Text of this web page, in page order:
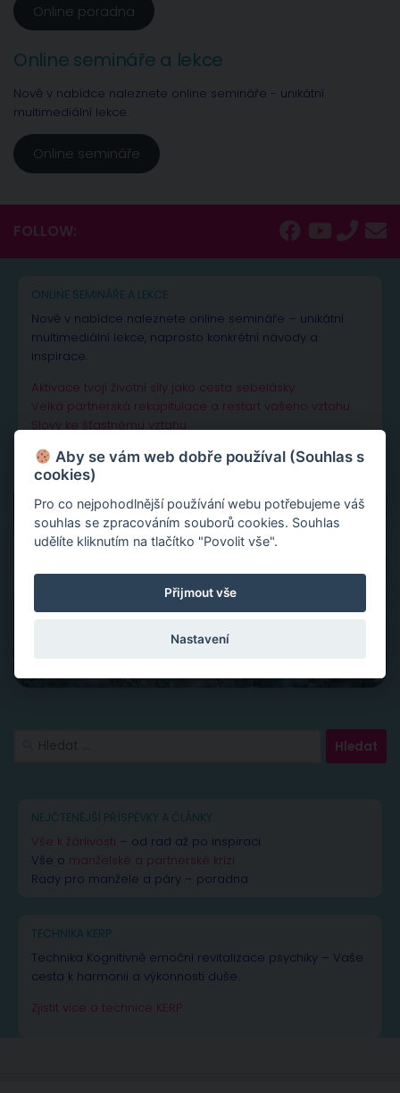
Online poradna
Online semináře a lekce
Nově v nabídce naleznete online semináře - unikátní
multimediální lekce.
Online semináře
FOLLOW:
ONLINE SEMINÁŘE A LEKCE
Nově v nabídce naleznete online semináře – unikátní
multimediální lekce, naprosto konkrétní návody a
inspirace.
Aktivace tvojí životní síly jako cesta sebelásky
Velká partnerská rekapitulace a restart vašeho vztahu
Slovy ke šťastnému vztahu
NEJČTENĚJŠÍ PŘÍSPĚVKY A ČLÁNKY
Vše k žárlivosti – od rad až po inspiraci
Vše o manželské a partnerské krizi
Rady pro manžele a páry – poradna
TECHNIKA KERP
Technika Kognitivně emoční revitalizace psychiky – Vaše
cesta k harmonii a výkonnosti duše.
Zjistit více o technice KERP
Aby se vám web dobře používal (Souhlas s
cookies)
Pro co nejpohodlnější používání webu potřebujeme váš
souhlas se zpracováním souborů cookies. Souhlas
udělíte kliknutím na tlačítko "Povolit vše".
Přijmout vše
Nastavení